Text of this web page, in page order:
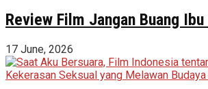
Review Film Jangan Buang
17 June, 2026